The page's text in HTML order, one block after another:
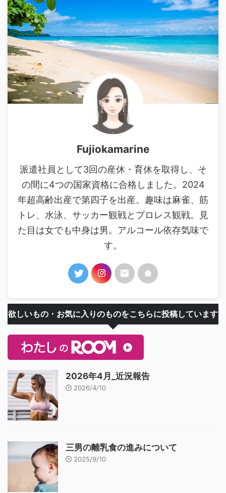
Fujiokamarine
派遣社員として3回の産休・育休を取得し、そ
の間に4つの国家資格に合格しました。2024
年超高齢出産で第四子を出産。趣味は麻雀、筋
トレ、水泳、サッカー観戦とプロレス観戦。見
た目は女でも中身は男。アルコール依存気味で
す。
欲しいもの・お気に入りのものをこちらに投稿しています
2026年4月_近況報告
2026/4/10
三男の離乳食の進みについて
2025/9/10